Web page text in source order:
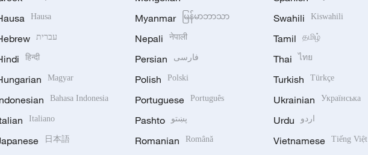
Hausa
עברית
हिन्दी
Magyar
Bahasa Indonesia
Italiano
日本語
Myanmar မြန်မာဘာသာ
Nepali नेपाली
Persian فارسی
Polish Polski
Portuguese Português
Pashto پښتو
Romanian Română
Swahili Kiswahili
Tamil தமிழ்
Thai ไทย
Turkish Türkçe
Ukrainian Українська
Urdu اردو
Vietnamese Tiếng Việt